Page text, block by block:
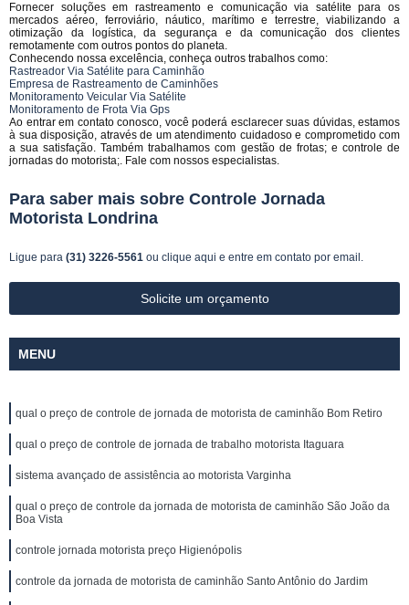
Fornecer soluções em rastreamento e comunicação via satélite para os
mercados aéreo, ferroviário, náutico, marítimo e terrestre, viabilizando a
otimização da logística, da segurança e da comunicação dos clientes
remotamente com outros pontos do planeta.
Conhecendo nossa excelência, conheça outros trabalhos como:
Rastreador Via Satélite para Caminhão
Empresa de Rastreamento de Caminhões
Monitoramento Veicular Via Satélite
Monitoramento de Frota Via Gps
Ao entrar em contato conosco, você poderá esclarecer suas dúvidas, estamos
à sua disposição, através de um atendimento cuidadoso e comprometido com
a sua satisfação. Também trabalhamos com gestão de frotas; e controle de
jornadas do motorista;. Fale com nossos especialistas.
Para saber mais sobre Controle Jornada
Motorista Londrina
Ligue para (31) 3226-5561 ou clique aqui e entre em contato por email.
Solicite um orçamento
MENU
qual o preço de controle de jornada de motorista de caminhão Bom Retiro
qual o preço de controle de jornada de trabalho motorista Itaguara
sistema avançado de assistência ao motorista Varginha
qual o preço de controle da jornada de motorista de caminhão São João da
Boa Vista
controle jornada motorista preço Higienópolis
controle da jornada de motorista de caminhão Santo Antônio do Jardim